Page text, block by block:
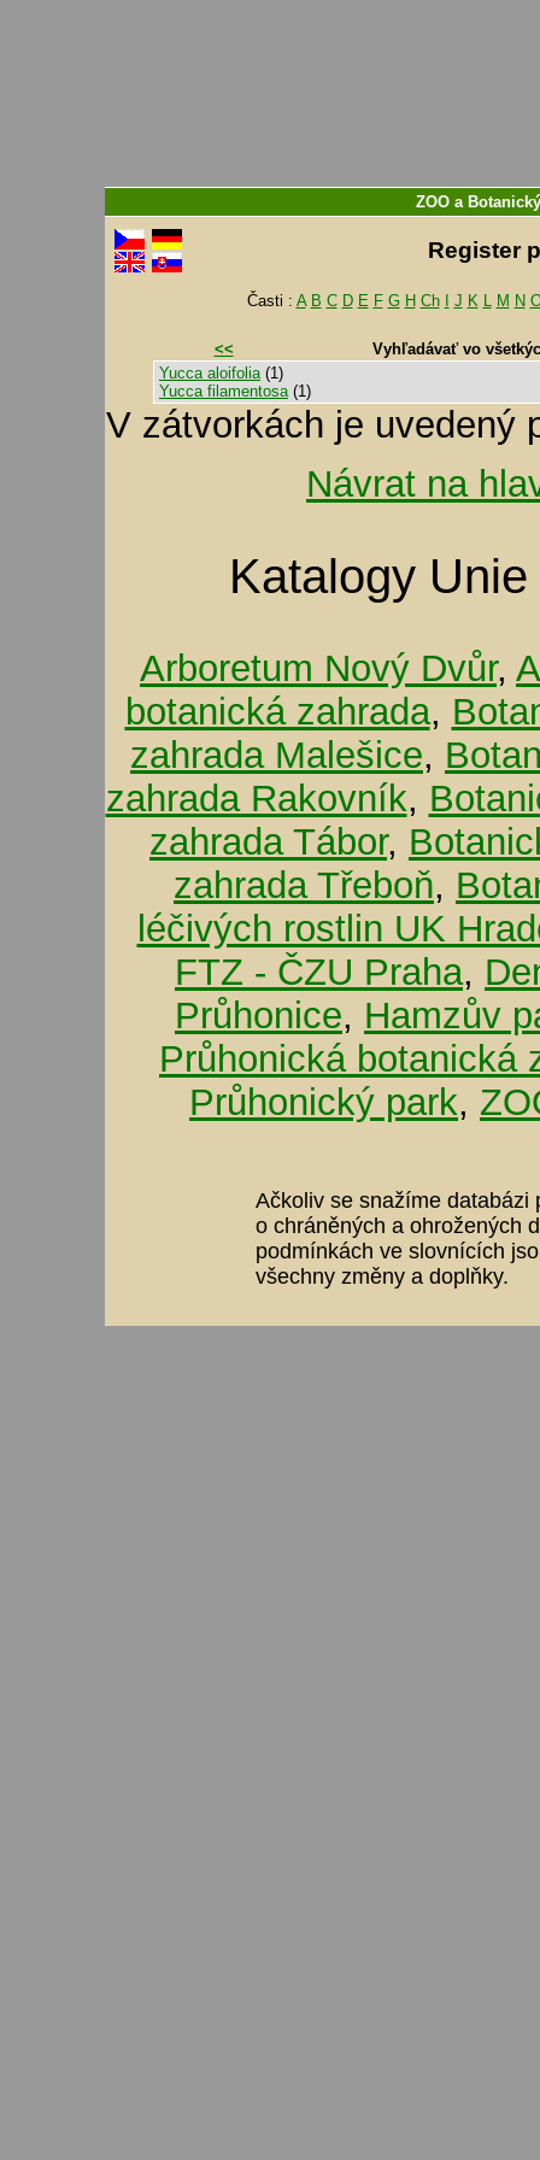
ZOO a
Register
Časti : A B C D E F G H Ch J K L M N
<<
Vyhľadávať vo
Yucca aloifolia(1)
Yucca filamentosa(1)
V zátvorkách je uvedený
Návrat na
Katalogy
Arboretum Nový Dvůr,
botanická zahrada,
zahrada Malešice,
zahrada Rakovník,
zahrada Tábor,
zahrada Třeboň,
léčivých rostlin UK
FTZ - ČZU Praha,
Průhonice, Hamzův
Průhonická botanická
Průhonický park,
Ačkoliv se snažíme databázi
o chráněných a ohrožených
podmínkách ve slovnících
všechny změny a doplňky.